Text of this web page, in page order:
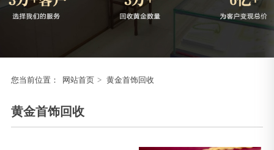
您当前位置： 网站首页 > 黄金首饰回收
黄金首饰回收